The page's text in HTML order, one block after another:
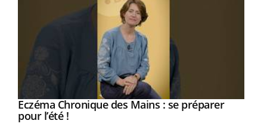
Youtube
Eczéma Chronique des Mains : se préparer
pour l’été !Youtube